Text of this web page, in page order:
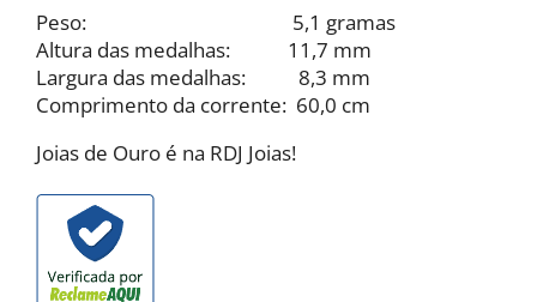
Peso: 5,1 gramas
Altura das medalhas: 11,7 mm
Largura das medalhas: 8,3 mm
Comprimento da corrente: 60,0 cm
Joias de Ouro é na RDJ Joias!